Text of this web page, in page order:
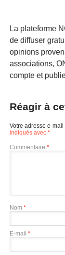
La plateforme
de diffuser
opinions
associations,
compte et
Réagir à
Votre adresse e-
indiqués avec *
Commentaire *
Nom *
E-mail *